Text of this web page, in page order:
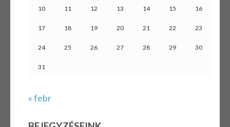
10 11 12 13 14 15 16
17 18 19 20 21 22 23
24 25 26 27 28 29 30
31
« febr